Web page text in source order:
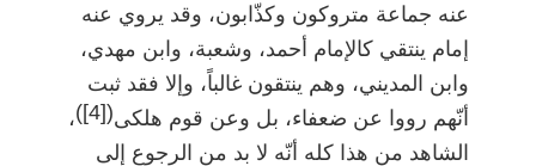
عنه جماعة متروكون وكذّابون، وقد يروي عنه
إمام ينتقي كالإمام أحمد، وشعبة، وابن مهدي،
وابن المديني، وهم ينتقون غالباً، وإلا فقد ثبت
أنّهم رووا عن ضعفاء، بل وعن قوم هلكى(
[4]
)،
الشاهد من هذا كله أنّه لا بد من الرجوع إلى